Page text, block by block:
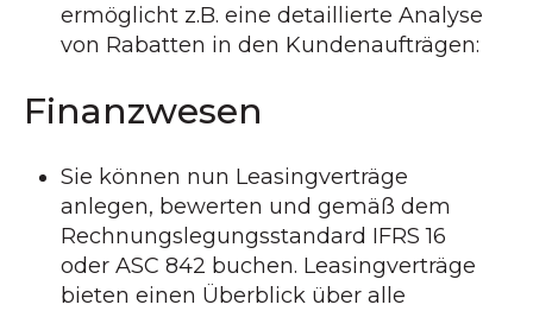
ermöglicht z.B. eine detaillierte Analyse
von Rabatten in den Kundenaufträgen:
Finanzwesen
Sie können nun Leasingverträge
anlegen, bewerten und gemäß dem
Rechnungslegungsstandard IFRS 16
oder ASC 842 buchen. Leasingverträge
bieten einen Überblick über alle